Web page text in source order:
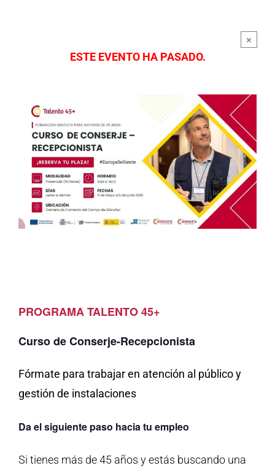
ESTE EVENTO HA PASADO.
×
PROGRAMA TALENTO 45+
Curso de Conserje-Recepcionista
Fórmate para trabajar en atención al público y
gestión de instalaciones
Da el siguiente paso hacia tu empleo
Si tienes más de 45 años y estás buscando una